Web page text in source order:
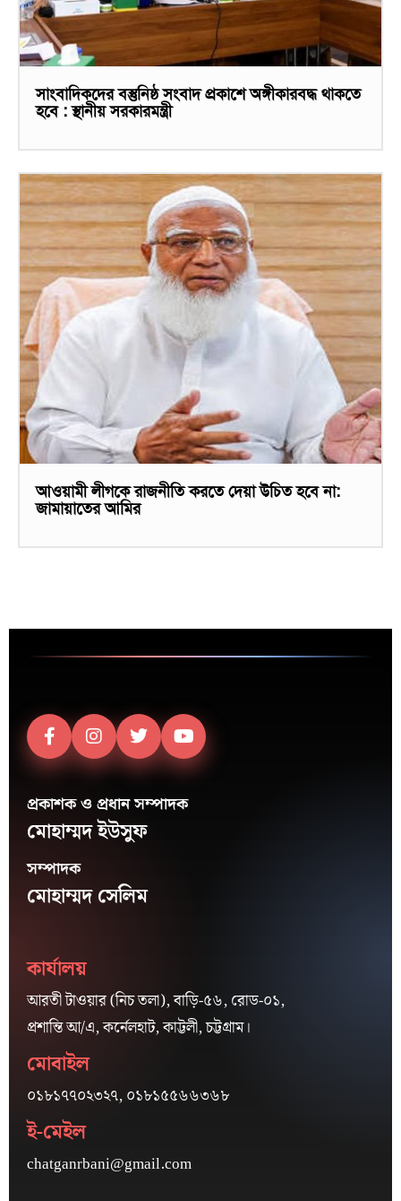
সাংবাদিকদের বস্তুনিষ্ঠ সংবাদ প্রকাশে অঙ্গীকারবদ্ধ থাকতে
হবে : স্থানীয় সরকারমন্ত্রী
আওয়ামী লীগকে রাজনীতি করতে দেয়া উচিত হবে না:
জামায়াতের আমির
প্রকাশক ও প্রধান সম্পাদক
মোহাম্মদ ইউসুফ
সম্পাদক
মোহাম্মদ সেলিম
কার্যালয়
আরতী টাওয়ার (নিচ তলা), বাড়ি-৫৬, রোড-০১,
প্রশান্তি আ/এ, কর্নেলহাট, কাট্টলী, চট্টগ্রাম।
মোবাইল
০১৮১৭৭০২৩২৭, ০১৮১৫৫৬৬৩৬৮
ই-মেইল
chatganrbani@gmail.com